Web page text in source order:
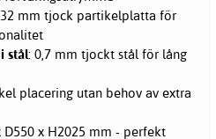
mm tjock partikelplatta för
stål: 0,7 mm tjockt stål för lång
placering utan behov av extra
D550 x H2025 mm - perfekt